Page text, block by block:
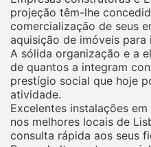
projeção têm-lhe
comercialização de seus
aquisição de imóveis para
A sólida organização e a
de quantos a integram
prestígio social que hoje
atividade.
Excelentes instalações
nos melhores locais de
consulta rápida aos seus